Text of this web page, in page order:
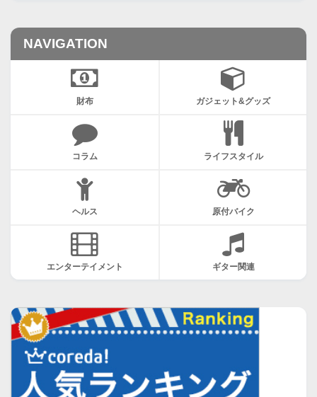
NAVIGATION
財布 ガジェット&グッズ
コラム ライフスタイル
ヘルス 原付バイク
エンターテイメント ギター関連